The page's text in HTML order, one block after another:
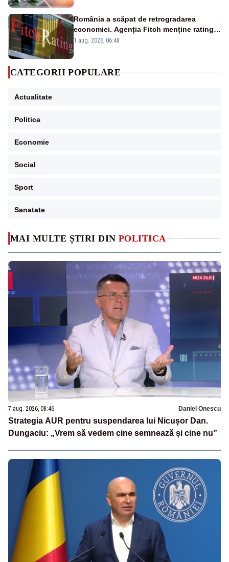
MAI MULTE ȘTIRI DIN POLITICA
7 aug. 2026, 08:46 Daniel Onescu
Strategia AUR pentru suspendarea lui Nicușor Dan.
Dungaciu: „Vrem să vedem cine semnează și cine nu”
România a scăpat de retrogradarea
economiei. Agenția Fitch menține ratingul
„BBB-” cu perspectivă negativă
1 aug. 2026, 06:48
CATEGORII POPULARE
Actualitate
Politica
Economie
Social
Sport
Sanatate